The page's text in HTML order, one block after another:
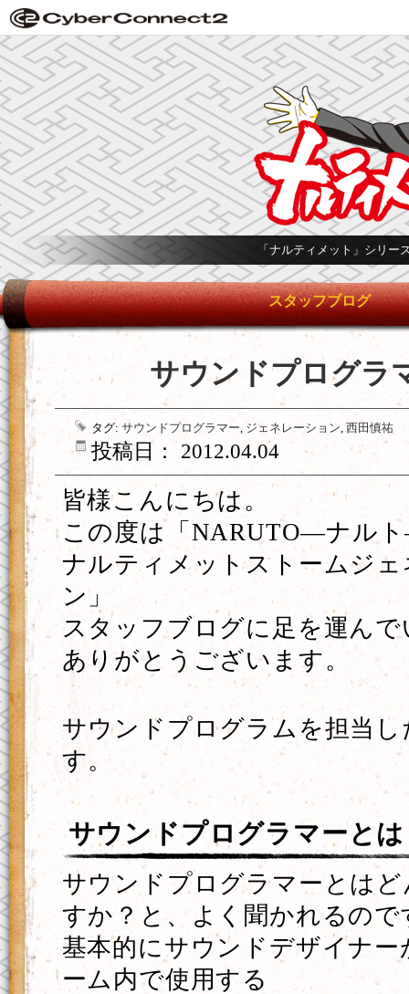
「ナルティメット」シリ
スタッフブログ
サウンドプログラ
タグ: サウンドプログラマー, ジェネレーション, 西田慎祐
投稿日： 2012.04.04
皆様こんにちは。
この度は「NARUTO―ナ
ナルティメットストームジ
ン」
スタッフブログに足を運ん
ありがとうございます。
サウンドプログラムを担当し
す。
サウンドプログラマーとは
サウンドプログラマーとは
すか？と、よく聞かれるので
基本的にサウンドデザイナー
ーム内で使用する